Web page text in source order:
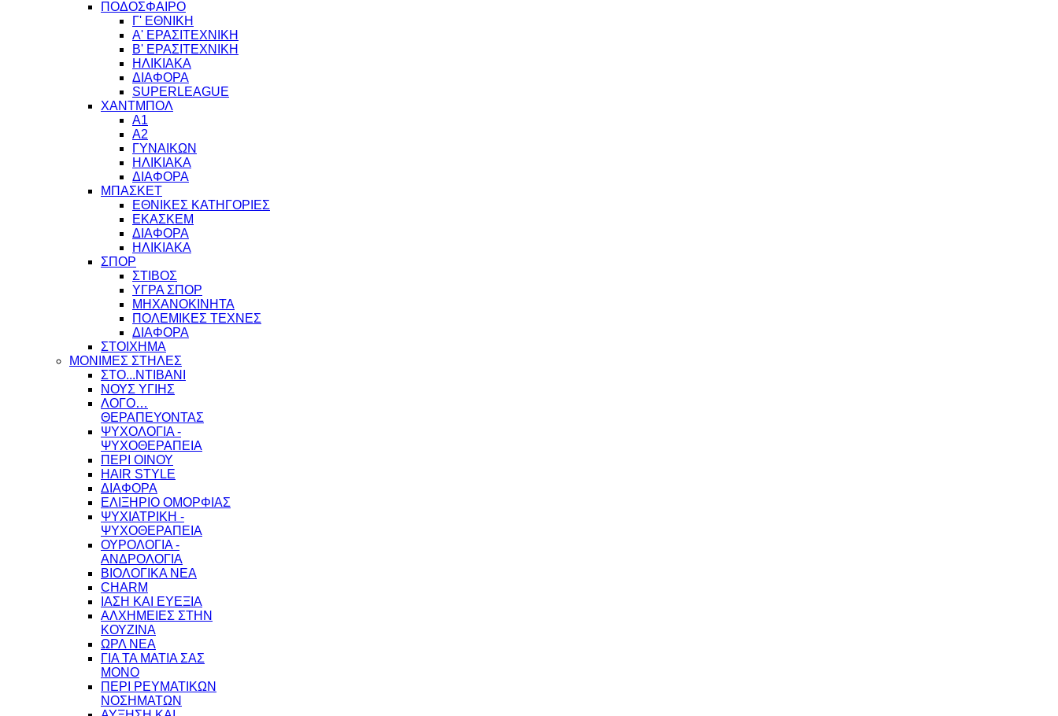
ΠΟΔΟΣΦΑΙΡΟ
Γ' ΕΘΝΙΚΗ
Α' ΕΡΑΣΙΤΕΧΝΙΚΗ
Β' ΕΡΑΣΙΤΕΧΝΙΚΗ
ΗΛΙΚΙΑΚΑ
ΔΙΑΦΟΡΑ
SUPERLEAGUE
ΧΑΝΤΜΠΟΛ
Α1
Α2
ΓΥΝΑΙΚΩΝ
ΗΛΙΚΙΑΚΑ
ΔΙΑΦΟΡΑ
ΜΠΑΣΚΕΤ
ΕΘΝΙΚΕΣ ΚΑΤΗΓΟΡΙΕΣ
ΕΚΑΣΚΕΜ
ΔΙΑΦΟΡΑ
ΗΛΙΚΙΑΚΑ
ΣΠΟΡ
ΣΤΙΒΟΣ
ΥΓΡΑ ΣΠΟΡ
ΜΗΧΑΝΟΚΙΝΗΤΑ
ΠΟΛΕΜΙΚΕΣ ΤΕΧΝΕΣ
ΔΙΑΦΟΡΑ
ΣΤΟΙΧΗΜΑ
ΜΟΝΙΜΕΣ ΣΤΗΛΕΣ
ΣΤΟ...ΝΤΙΒΑΝΙ
ΝΟΥΣ ΥΓΙΗΣ
ΛΟΓΟ…
ΘΕΡΑΠΕΥΟΝΤΑΣ
ΨΥΧΟΛΟΓΙΑ -
ΨΥΧΟΘΕΡΑΠΕΙΑ
ΠΕΡΙ ΟΙΝΟΥ
HAIR STYLE
ΔΙΑΦΟΡΑ
ΕΛΙΞΗΡΙΟ ΟΜΟΡΦΙΑΣ
ΨΥΧΙΑΤΡΙΚΗ -
ΨΥΧΟΘΕΡΑΠΕΙΑ
ΟΥΡΟΛΟΓΙΑ -
ΑΝΔΡΟΛΟΓΙΑ
ΒΙΟΛΟΓΙΚΑ ΝΕΑ
CHARM
ΙΑΣΗ ΚΑΙ ΕΥΕΞΙΑ
ΑΛΧΗΜΕΙΕΣ ΣΤΗΝ
ΚΟΥΖΙΝΑ
ΩΡΛ ΝEA
ΓΙΑ ΤΑ ΜΑΤΙΑ ΣΑΣ
ΜΟΝΟ
ΠΕΡΙ ΡΕΥΜΑΤΙΚΩΝ
ΝΟΣΗΜΑΤΩΝ